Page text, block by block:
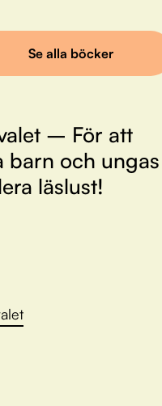
Se alla böcker
– För att
barn och
läslust!